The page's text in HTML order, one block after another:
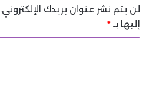
لن يتم نشر عنوان بريدك الإلكتروني.
إليها بـ *